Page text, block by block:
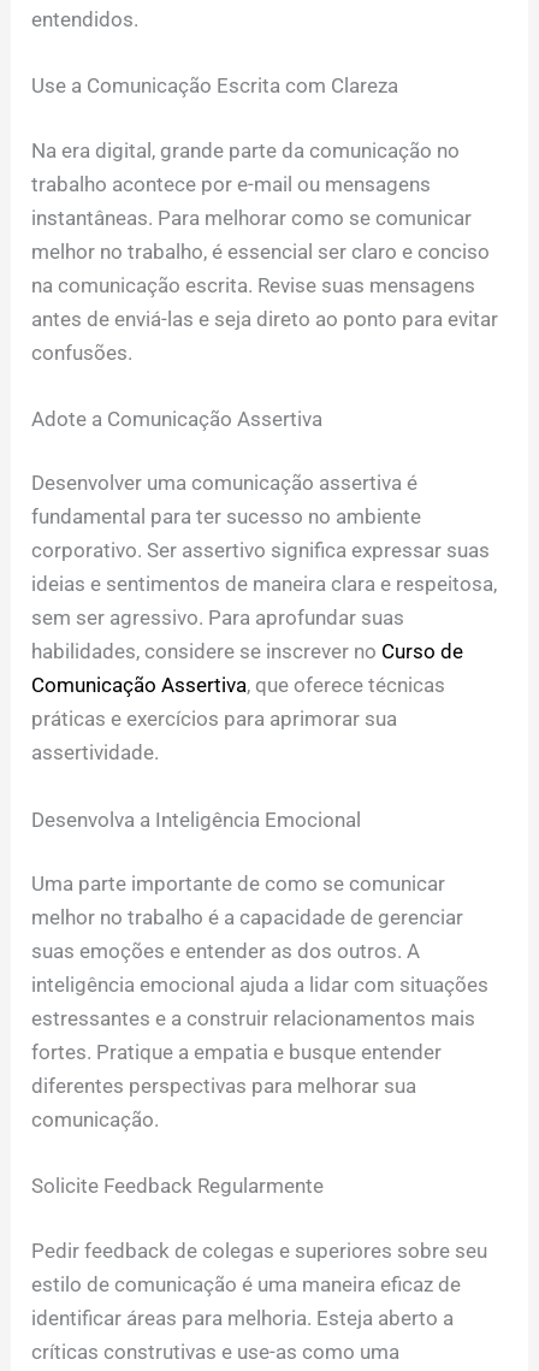
entendidos.
Use a Comunicação Escrita com Clareza
Na era digital, grande parte da comunicação no
trabalho acontece por e-mail ou mensagens
instantâneas. Para melhorar como se comunicar
melhor no trabalho, é essencial ser claro e conciso
na comunicação escrita. Revise suas mensagens
antes de enviá-las e seja direto ao ponto para evitar
confusões.
Adote a Comunicação Assertiva
Desenvolver uma comunicação assertiva é
fundamental para ter sucesso no ambiente
corporativo. Ser assertivo significa expressar suas
ideias e sentimentos de maneira clara e respeitosa,
sem ser agressivo. Para aprofundar suas
habilidades, considere se inscrever no Curso de
Comunicação Assertiva, que oferece técnicas
práticas e exercícios para aprimorar sua
assertividade.
Desenvolva a Inteligência Emocional
Uma parte importante de como se comunicar
melhor no trabalho é a capacidade de gerenciar
suas emoções e entender as dos outros. A
inteligência emocional ajuda a lidar com situações
estressantes e a construir relacionamentos mais
fortes. Pratique a empatia e busque entender
diferentes perspectivas para melhorar sua
comunicação.
Solicite Feedback Regularmente
Pedir feedback de colegas e superiores sobre seu
estilo de comunicação é uma maneira eficaz de
identificar áreas para melhoria. Esteja aberto a
críticas construtivas e use-as como uma